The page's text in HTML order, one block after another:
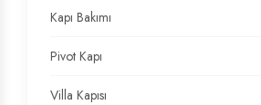
Kapı Bakımı
Pivot Kapı
Villa Kapısı